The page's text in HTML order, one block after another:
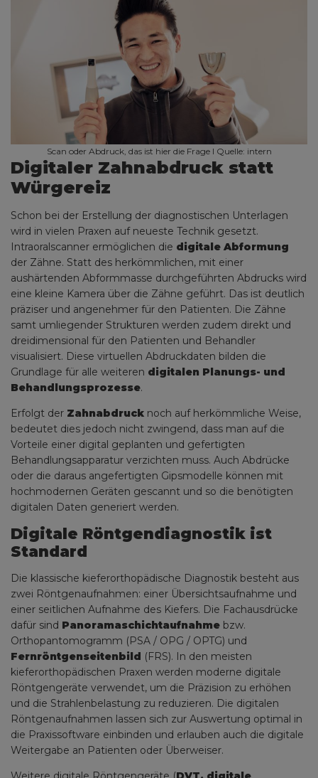
Scan oder Abdruck, das ist hier die Frage I Quelle: intern
Digitaler Zahnabdruck statt
Würgereiz
Schon bei der Erstellung der diagnostischen Unterlagen
wird in vielen Praxen auf neueste Technik gesetzt.
Intraoralscanner ermöglichen die digitale Abformung
der Zähne. Statt des herkömmlichen, mit einer
aushärtenden Abformmasse durchgeführten Abdrucks wird
eine kleine Kamera über die Zähne geführt. Das ist deutlich
präziser und angenehmer für den Patienten. Die Zähne
samt umliegender Strukturen werden zudem direkt und
dreidimensional für den Patienten und Behandler
visualisiert. Diese virtuellen Abdruckdaten bilden die
Grundlage für alle weiteren digitalen Planungs- und
Behandlungsprozesse.
Erfolgt der Zahnabdruck noch auf herkömmliche Weise,
bedeutet dies jedoch nicht zwingend, dass man auf die
Vorteile einer digital geplanten und gefertigten
Behandlungsapparatur verzichten muss. Auch Abdrücke
oder die daraus angefertigten Gipsmodelle können mit
hochmodernen Geräten gescannt und so die benötigten
digitalen Daten generiert werden.
Digitale Röntgendiagnostik ist
Standard
Die klassische kieferorthopädische Diagnostik besteht aus
zwei Röntgenaufnahmen: einer Übersichtsaufnahme und
einer seitlichen Aufnahme des Kiefers. Die Fachausdrücke
dafür sind Panoramaschichtaufnahme bzw.
Orthopantomogramm (PSA / OPG / OPTG) und
Fernröntgenseitenbild (FRS). In den meisten
kieferorthopädischen Praxen werden moderne digitale
Röntgengeräte verwendet, um die Präzision zu erhöhen
und die Strahlenbelastung zu reduzieren. Die digitalen
Röntgenaufnahmen lassen sich zur Auswertung optimal in
die Praxissoftware einbinden und erlauben auch die digitale
Weitergabe an Patienten oder Überweiser.